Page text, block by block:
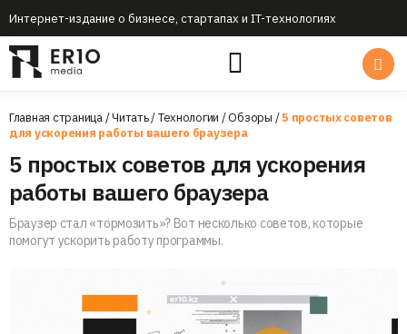
Интернет-издание о бизнесе, стартапах и IT-технологиях
Главная страница/Читать/Технологии /Обзоры /5 простых советов
для ускорения работы вашего браузера
5 простых советов для ускорения
работы вашего браузера
Браузер стал «тормозить»? Вот несколько советов, которые
помогут ускорить работу программы.